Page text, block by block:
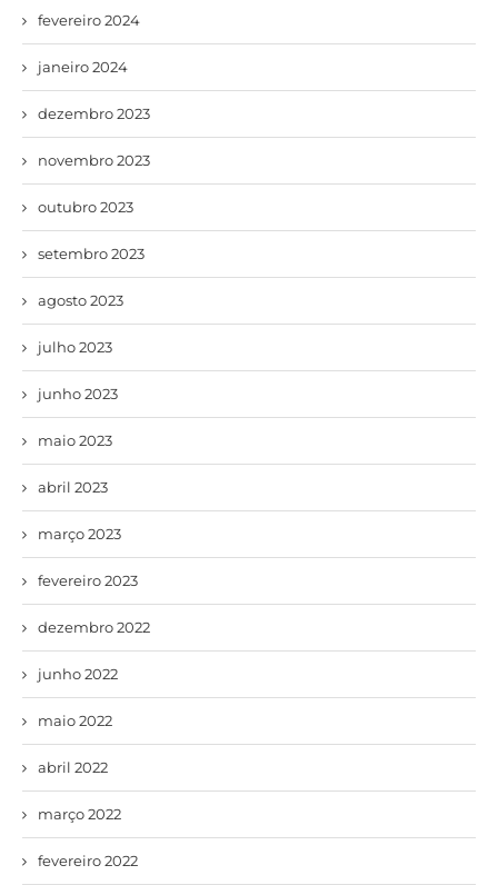
fevereiro 2024
janeiro 2024
dezembro 2023
novembro 2023
outubro 2023
setembro 2023
agosto 2023
julho 2023
junho 2023
maio 2023
abril 2023
março 2023
fevereiro 2023
dezembro 2022
junho 2022
maio 2022
abril 2022
março 2022
fevereiro 2022